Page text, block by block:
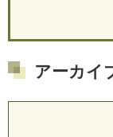
アーカイ